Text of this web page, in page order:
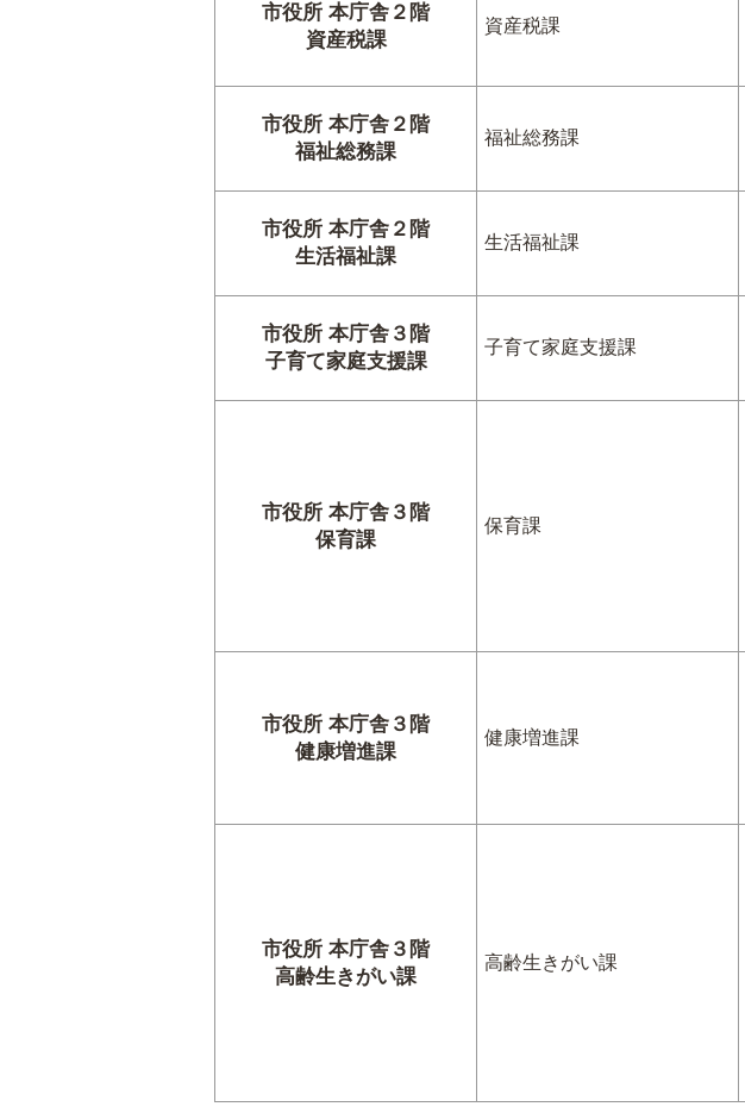
市役所 本庁舎２階
資産税課
資産税課
市役所 本庁舎２階
福祉総務課
福祉総務課
市役所 本庁舎２階
生活福祉課
生活福祉課
市役所 本庁舎３階
子育て家庭支援課
子育て家庭支援課
市役所 本庁舎３階
保育課
保育課
市役所 本庁舎３階
健康増進課
健康増進課
市役所 本庁舎３階
高齢生きがい課
高齢生きがい課